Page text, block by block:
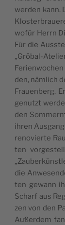
wer­den kann.
wofür Herrn
Für die
„Gröbal-
den, näm­lich
Fra­u­en­berg.
genutzt
den
ihren
reno­vi­er­te
ten
die
ten gewann
Scharf aus
zen von den
Außer­dem